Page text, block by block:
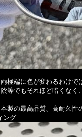
極端に色が変わるわけで
等でもそれほど暗くなく
本製の最高品質、高耐久性
ング